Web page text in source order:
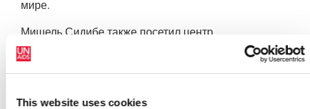
This website uses cookies
мире.
Мишель Сидибе также посетил центр
национальной Ассоциации охраны здоровья и
предоставляет медицинскую помощь и услуги по